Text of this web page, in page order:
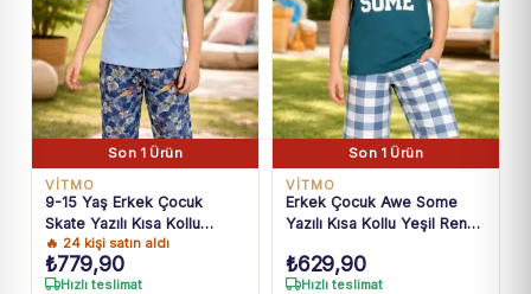
Son 1 Ürün
VİTMO
9-15 Yaş Erkek Çocuk
Skate Yazılı Kısa Kollu
Pamuklu Mavi Pijama Takımı
🔥 24 kişi satın aldı
₺779,90
Hızlı teslimat
Son 1 Ürün
VİTMO
Erkek Çocuk Awe Some
Yazılı Kısa Kollu Yeşil Renk
₺629,90
Hızlı teslimat